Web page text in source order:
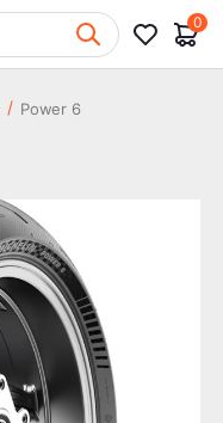
0
/ Power 6